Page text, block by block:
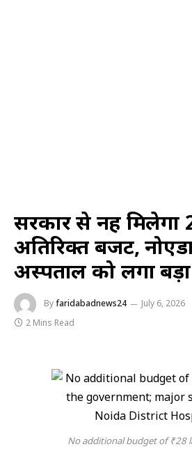
सरकार से नहीं
अतिरिक्त बजट,
अस्पताल को लगा
Byfaridabadnews24 July 6, 2026
2 Mins Read
No additional budget of ₹28